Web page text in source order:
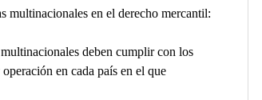
multinacionales en el derecho mercantil:
deben cumplir con los
en cada país en el que